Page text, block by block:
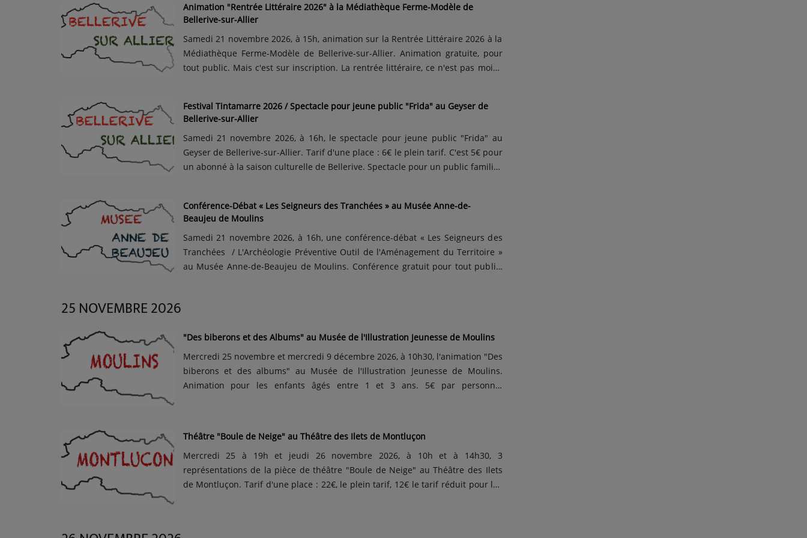
Animation "Rentrée Littéraire 2026" à la Médiathèque Ferme-Modèle de
Bellerive-sur-Allier
Samedi 21 novembre 2026, à 15h, animation sur la Rentrée Littéraire 2026 à la
Médiathèque Ferme-Modèle de Bellerive-sur-Allier. Animation gratuite, pour
tout public. Mais c'est sur inscription. La rentrée littéraire, ce n'est pas moins
Festival Tintamarre 2026 / Spectacle pour jeune public "Frida" au Geyser de
Bellerive-sur-Allier
Samedi 21 novembre 2026, à 16h, le spectacle pour jeune public "Frida" au
Geyser de Bellerive-sur-Allier. Tarif d'une place : 6€ le plein tarif. C'est 5€ pour
un abonné à la saison culturelle de Bellerive. Spectacle pour un public familial,
Conférence-Débat « Les Seigneurs des Tranchées » au Musée Anne-de-
Beaujeu de Moulins
Samedi 21 novembre 2026, à 16h, une conférence-débat « Les Seigneurs des
Tranchées / L'Archéologie Préventive Outil de l'Aménagement du Territoire »
au Musée Anne-de-Beaujeu de Moulins. Conférence gratuit pour tout public.
25 NOVEMBRE 2026
"Des biberons et des Albums" au Musée de l'Illustration Jeunesse de Moulins
Mercredi 25 novembre et mercredi 9 décembre 2026, à 10h30, l'animation "Des
biberons et des albums" au Musée de l'Illustration Jeunesse de Moulins.
Animation pour les enfants âgés entre 1 et 3 ans. 5€ par personne.
Théâtre "Boule de Neige" au Théâtre des Ilets de Montluçon
Mercredi 25 à 19h et jeudi 26 novembre 2026, à 10h et à 14h30, 3
représentations de la pièce de théâtre "Boule de Neige" au Théâtre des Ilets
de Montluçon. Tarif d'une place : 22€, le plein tarif, 12€ le tarif réduit pour les